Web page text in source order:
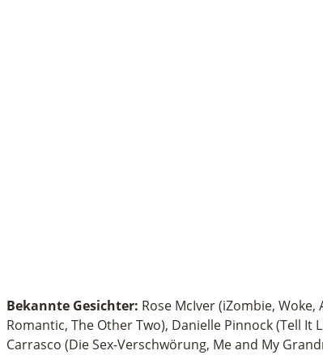
Bekannte Gesichter: Rose McIver (iZombie,
Romantic, The Other Two), Danielle Pinnock (Tell It
Carrasco (Die Sex-Verschwörung, Me and My